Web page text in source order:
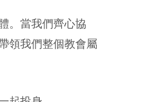
。當我們齊心協
領我們整個教會屬